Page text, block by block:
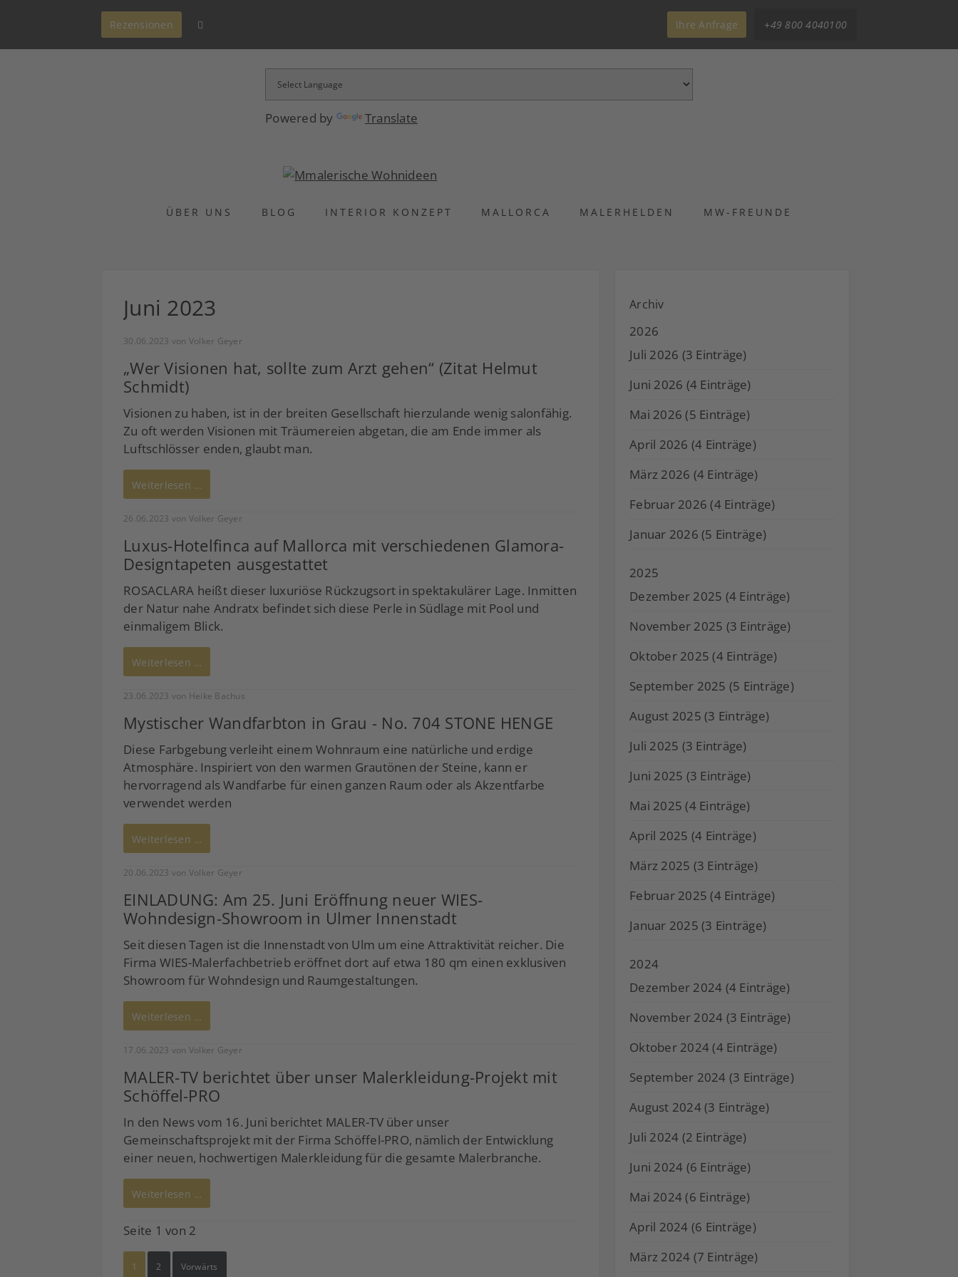
Powered by Translate
Rezensionen Ihre Anfrage +49 800 4040100
ÜBER UNS BLOG INTERIOR KONZEPT MALLORCA MALERHELDEN MW-FREUNDE
Juni 2023
30.06.2023 von Volker Geyer
„Wer Visionen hat, sollte zum Arzt gehen“ (Zitat Helmut
Schmidt)
Visionen zu haben, ist in der breiten Gesellschaft hierzulande wenig salonfähig.
Zu oft werden Visionen mit Träumereien abgetan, die am Ende immer als
Luftschlösser enden, glaubt man.
Weiterlesen …
26.06.2023 von Volker Geyer
Luxus-Hotelfinca auf Mallorca mit verschiedenen Glamora-
Designtapeten ausgestattet
ROSACLARA heißt dieser luxuriöse Rückzugsort in spektakulärer Lage. Inmitten
der Natur nahe Andratx befindet sich diese Perle in Südlage mit Pool und
einmaligem Blick.
Weiterlesen …
23.06.2023 von Heike Bachus
Mystischer Wandfarbton in Grau - No. 704 STONE HENGE
Diese Farbgebung verleiht einem Wohnraum eine natürliche und erdige
Atmosphäre. Inspiriert von den warmen Grautönen der Steine, kann er
hervorragend als Wandfarbe für einen ganzen Raum oder als Akzentfarbe
verwendet werden
Weiterlesen …
20.06.2023 von Volker Geyer
EINLADUNG: Am 25. Juni Eröffnung neuer WIES-
Wohndesign-Showroom in Ulmer Innenstadt
Seit diesen Tagen ist die Innenstadt von Ulm um eine Attraktivität reicher. Die
Firma WIES-Malerfachbetrieb eröffnet dort auf etwa 180 qm einen exklusiven
Showroom für Wohndesign und Raumgestaltungen.
Weiterlesen …
17.06.2023 von Volker Geyer
MALER-TV berichtet über unser Malerkleidung-Projekt mit
Schöffel-PRO
In den News vom 16. Juni berichtet MALER-TV über unser
Gemeinschaftsprojekt mit der Firma Schöffel-PRO, nämlich der Entwicklung
einer neuen, hochwertigen Malerkleidung für die gesamte Malerbranche.
Weiterlesen …
Seite 1 von 2
1 2 Vorwärts
Archiv
2026
Juli 2026 (3 Einträge)
Juni 2026 (4 Einträge)
Mai 2026 (5 Einträge)
April 2026 (4 Einträge)
März 2026 (4 Einträge)
Februar 2026 (4 Einträge)
Januar 2026 (5 Einträge)
2025
Dezember 2025 (4 Einträge)
November 2025 (3 Einträge)
Oktober 2025 (4 Einträge)
September 2025 (5 Einträge)
August 2025 (3 Einträge)
Juli 2025 (3 Einträge)
Juni 2025 (3 Einträge)
Mai 2025 (4 Einträge)
April 2025 (4 Einträge)
März 2025 (3 Einträge)
Februar 2025 (4 Einträge)
Januar 2025 (3 Einträge)
2024
Dezember 2024 (4 Einträge)
November 2024 (3 Einträge)
Oktober 2024 (4 Einträge)
September 2024 (3 Einträge)
August 2024 (3 Einträge)
Juli 2024 (2 Einträge)
Juni 2024 (6 Einträge)
Mai 2024 (6 Einträge)
April 2024 (6 Einträge)
März 2024 (7 Einträge)